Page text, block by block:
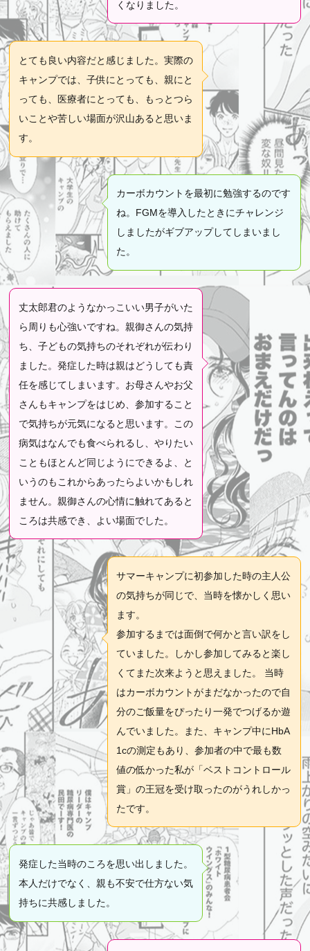
くなりました。
とても良い内容だと感じました。実際の
キャンプでは、子供にとっても、親にと
っても、医療者にとっても、もっとつら
いことや苦しい場面が沢山あると思いま
す。
カーボカウントを最初に勉強するのです
ね。FGMを導入したときにチャレンジ
しましたがギブアップしてしまいまし
た。
丈太郎君のようなかっこいい男子がいた
ら周りも心強いですね。親御さんの気持
ち、子どもの気持ちのそれぞれが伝わり
ました。発症した時は親はどうしても責
任を感じてしまいます。お母さんやお父
さんもキャンプをはじめ、参加すること
で気持ちが元気になると思います。この
病気はなんでも食べられるし、やりたい
こともほとんど同じようにできるよ、と
いうのもこれからあったらよいかもしれ
ません。親御さんの心情に触れてあると
ころは共感でき、よい場面でした。
サマーキャンプに初参加した時の主人公
の気持ちが同じで、当時を懐かしく思い
ます。
参加するまでは面倒で何かと言い訳をし
ていました。しかし参加してみると楽し
くてまた次来ようと思えました。 当時
はカーボカウントがまだなかったので自
分のご飯量をぴったり一発でつげるか遊
んでいました。また、キャンプ中にHbA
1cの測定もあり、参加者の中で最も数
値の低かった私が「ベストコントロール
賞」の王冠を受け取ったのがうれしかっ
たです。
発症した当時のころを思い出しました。
本人だけでなく、親も不安で仕方ない気
持ちに共感しました。